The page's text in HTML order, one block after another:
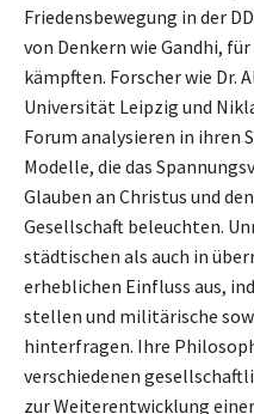
Friedensbewegung in der
von Denkern wie Gandhi,
kämpften. Forscher wie Dr.
Universität Leipzig und
Forum analysieren in ihren
Modelle, die das
Glauben an Christus und
Gesellschaft beleuchten.
städtischen als auch in
erheblichen Einfluss aus,
stellen und militärische
hinterfragen. Ihre
verschiedenen
zur Weiterentwicklung